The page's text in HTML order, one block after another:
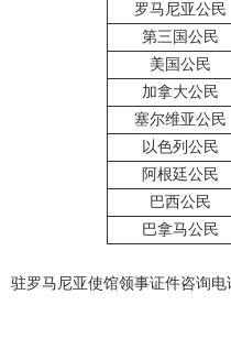
罗马尼亚公民
第三国公民
美国公民
加拿大公民
塞尔维亚公民
以色列公民
阿根廷公民
巴西公民
巴拿马公民
驻罗马尼亚使馆领事证件咨询电